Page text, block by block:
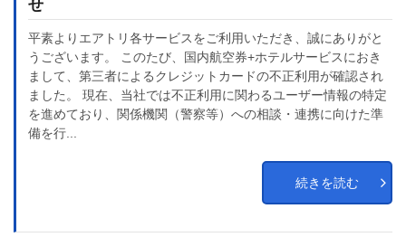
せ
平素よりエアトリ各サービスをご利用いただき、誠にありがと
うございます。 このたび、国内航空券+ホテルサービスにおき
まして、第三者によるクレジットカードの不正利用が確認され
ました。 現在、当社では不正利用に関わるユーザー情報の特定
を進めており、関係機関（警察等）への相談・連携に向けた準
備を行...
続きを読む